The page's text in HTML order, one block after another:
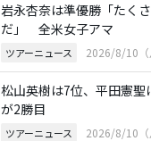
岩永杏奈は準優勝「たく
だ」 全米女子アマ
ツアーニュース 2026/8/10
松山英樹は7位、平田憲
が2勝目
ツアーニュース 2026/8/10